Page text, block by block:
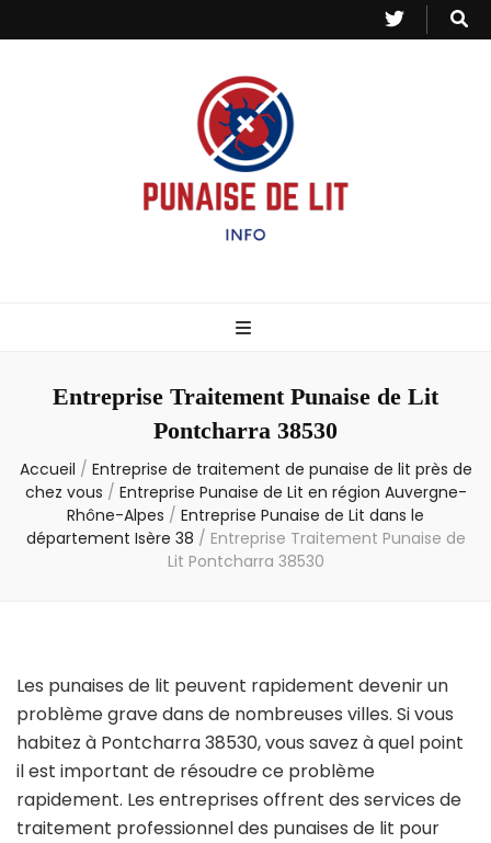
– Info
Entreprise Traitement Punaise de Lit
Pontcharra 38530
Accueil / Entreprise de traitement de punaise de lit près de
chez vous / Entreprise Punaise de Lit en région Auvergne-
Rhône-Alpes / Entreprise Punaise de Lit dans le
département Isère 38 / Entreprise Traitement Punaise de
Lit Pontcharra 38530
Les punaises de lit peuvent rapidement devenir un
problème grave dans de nombreuses villes. Si vous
habitez à Pontcharra 38530, vous savez à quel point
il est important de résoudre ce problème
rapidement. Les entreprises offrent des services de
traitement professionnel des punaises de lit pour